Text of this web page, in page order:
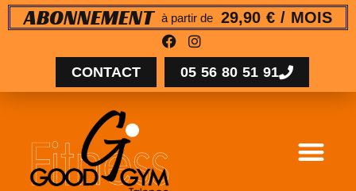
ABONNEMENT à partir de 29,90 € / MOIS
CONTACT 05 56 80 51 91